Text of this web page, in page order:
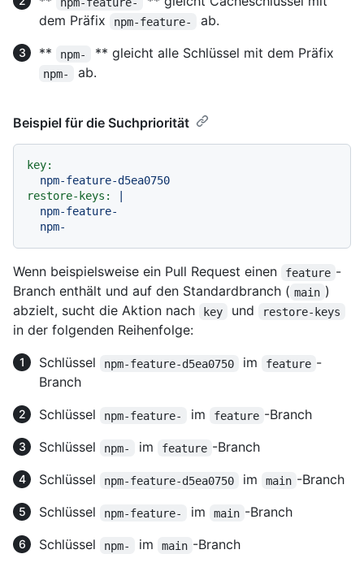
dem Präfix
npm-feature-
ab.
**
npm- ** gleicht alle Schlüssel mit dem Präfix
npm- ab.
Beispiel für die Suchpriorität
key:
npm-feature-d5ea0750
restore-keys:
Wenn beispielsweise ein Pull Request einen feature -
Branch enthält und auf den Standardbranch ( main )
abzielt, sucht die Aktion nach
key und restore-keys
in der folgenden Reihenfolge:
Schlüssel
npm-feature-d5ea0750 im feature -
Branch
Schlüssel
npm-feature- im feature -Branch
Schlüssel
npm- im feature -Branch
Schlüssel
npm-feature-d5ea0750 im main -Branch
Schlüssel
npm-feature- im main -Branch
Schlüssel
npm- im main -Branch